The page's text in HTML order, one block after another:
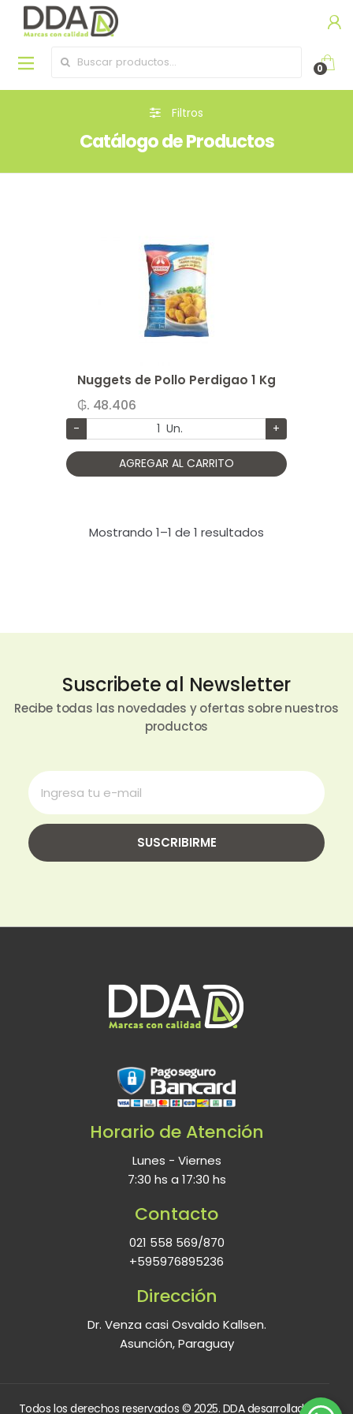
Buscar por:
0
Filtros
Catálogo de Productos
Nuggets de Pollo Perdigao 1 Kg
₲. 48.406
- Un. +
AGREGAR AL CARRITO
Mostrando 1–1 de 1 resultados
Suscribete al Newsletter
Recibe todas las novedades y ofertas sobre nuestros
productos
SUSCRIBIRME
Horario de Atención
Lunes - Viernes
7:30 hs a 17:30 hs
Contacto
021 558 569/870
+595976895236
Dirección
Dr. Venza casi Osvaldo Kallsen.
Asunción, Paraguay
Todos los derechos reservados © 2025. DDA desarrollado